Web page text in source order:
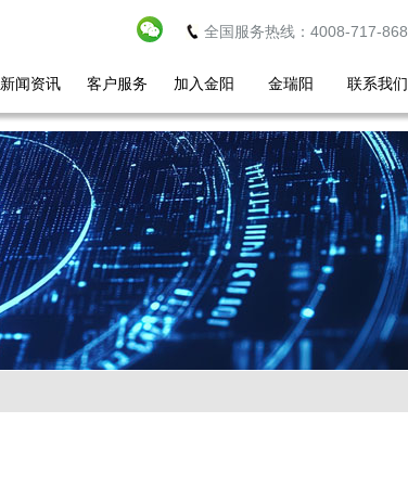
全国服务热线：4008-717-868
新闻资讯 客户服务 加入金阳 金瑞阳 联系我们